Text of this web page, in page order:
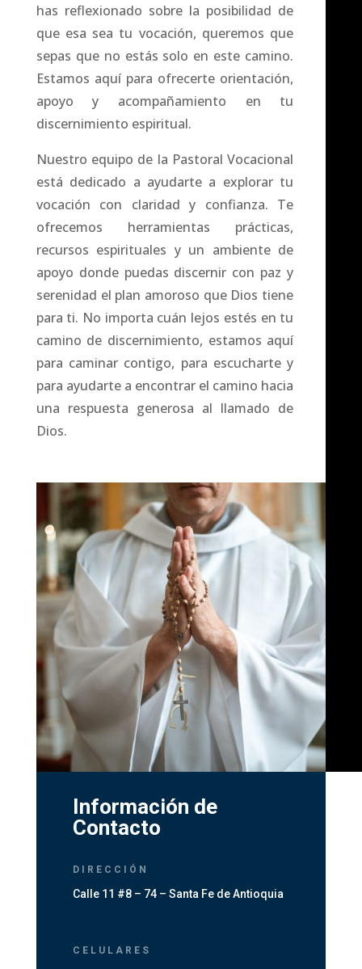
has reflexionado sobre la posibilidad de
que esa sea tu vocación, queremos que
sepas que no estás solo en este camino.
Estamos aquí para ofrecerte orientación,
apoyo y acompañamiento en tu
discernimiento espiritual.
Nuestro equipo de la Pastoral Vocacional
está dedicado a ayudarte a explorar tu
vocación con claridad y confianza. Te
ofrecemos herramientas prácticas,
recursos espirituales y un ambiente de
apoyo donde puedas discernir con paz y
serenidad el plan amoroso que Dios tiene
para ti. No importa cuán lejos estés en tu
camino de discernimiento, estamos aquí
para caminar contigo, para escucharte y
para ayudarte a encontrar el camino hacia
una respuesta generosa al llamado de
Dios.
Información de
Contacto
DIRECCIÓN
Calle 11 #8 – 74 – Santa Fe de Antioquia
CELULARES